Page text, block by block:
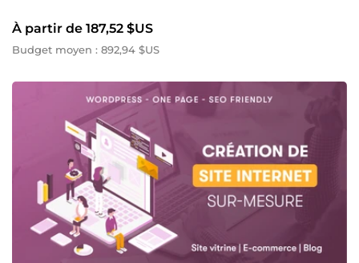
À partir de 187,52 $US
Budget moyen : 892,94 $US